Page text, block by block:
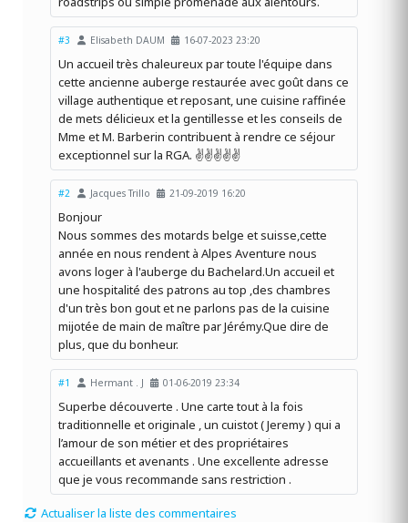
#3 Elisabeth DAUM 16-07-2023 23:20
Un accueil très chaleureux par toute l'équipe dans
cette ancienne auberge restaurée avec goût dans ce
village authentique et reposant, une cuisine raffinée
de mets délicieux et la gentillesse et les conseils de
Mme et M. Barberin contribuent à rendre ce séjour
exceptionnel sur la RGA. ✌️✌️✌️✌️✌️
#2 Jacques Trillo 21-09-2019 16:20
Bonjour
Nous sommes des motards belge et suisse,cette
année en nous rendent à Alpes Aventure nous
avons loger à l'auberge du Bachelard.Un accueil et
une hospitalité des patrons au top ,des chambres
d'un très bon gout et ne parlons pas de la cuisine
mijotée de main de maître par Jérémy.Que dire de
plus, que du bonheur.
#1 Hermant . J 01-06-2019 23:34
Superbe découverte . Une carte tout à la fois
traditionnelle et originale , un cuistot ( Jeremy ) qui a
l’amour de son métier et des propriétaires
accueillants et avenants . Une excellente adresse
que je vous recommande sans restriction .
Actualiser la liste des commentaires